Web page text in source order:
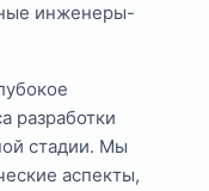
инженеры-
разработки
стадии. Мы
аспекты,